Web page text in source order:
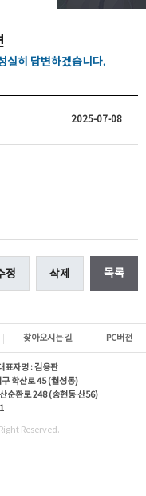
실히 답변하겠습니다.
2025-07-08
정 삭제 목록
찾아오시는 길 PC버전
자명 : 김용판
학산로 45 (월성동)
순환로 248 (송현동 산56)
Reserved.